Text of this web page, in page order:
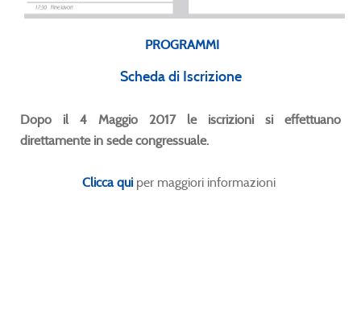
PROGRAMMI
Scheda di Iscrizione
Dopo il 4 Maggio 2017 le iscrizioni si effettuano
direttamente in sede congressuale.
Clicca qui per maggiori informazioni